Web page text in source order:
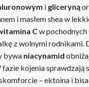
i gliceryną
i masłem shea w
Cw pochodnych
z wolnymi rodnikami.
bywa niacynamid
kojenia sprawdzają
– ektoina i